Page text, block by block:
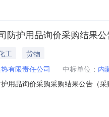
防护用品询价采购结果
工
货物
有限责任公司 中标单位： 内
用品询价采购采购结果公告
司联系电话：0471-3389596邮